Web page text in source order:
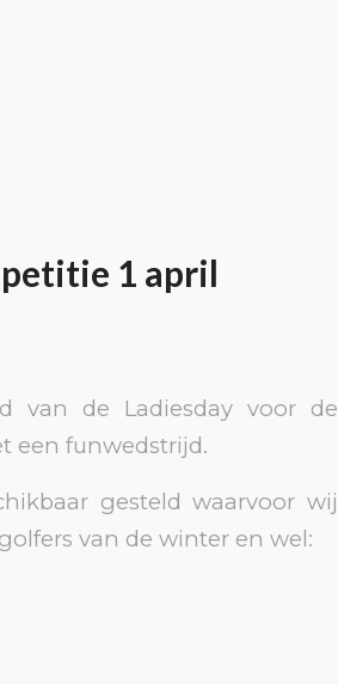
1 april
van de Ladiesday voor de
een funwedstrijd.
gesteld waarvoor wij
van de winter en wel: